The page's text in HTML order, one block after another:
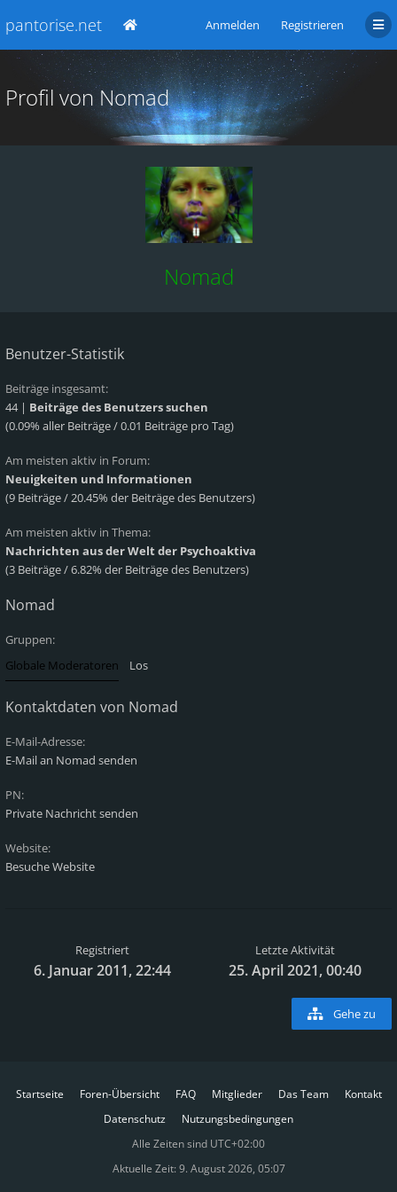
pantorise.net Anmelden Registrieren
Profil von Nomad
Nomad
Benutzer-Statistik
Beiträge insgesamt:
44 | Beiträge des Benutzers suchen
(0.09% aller Beiträge / 0.01 Beiträge pro Tag)
Am meisten aktiv in Forum:
Neuigkeiten und Informationen
(9 Beiträge / 20.45% der Beiträge des Benutzers)
Am meisten aktiv in Thema:
Nachrichten aus der Welt der Psychoaktiva
(3 Beiträge / 6.82% der Beiträge des Benutzers)
Nomad
Gruppen:
Kontaktdaten von Nomad
E-Mail-Adresse:
E-Mail an Nomad senden
PN:
Private Nachricht senden
Website:
Besuche Website
Registriert
6. Januar 2011, 22:44
Letzte Aktivität
25. April 2021, 00:40
Gehe zu
Startseite Foren-Übersicht FAQ Mitglieder Das Team
Kontakt
Datenschutz
Nutzungsbedingungen
Alle Zeiten sind UTC+02:00
Aktuelle Zeit: 9. August 2026, 05:07